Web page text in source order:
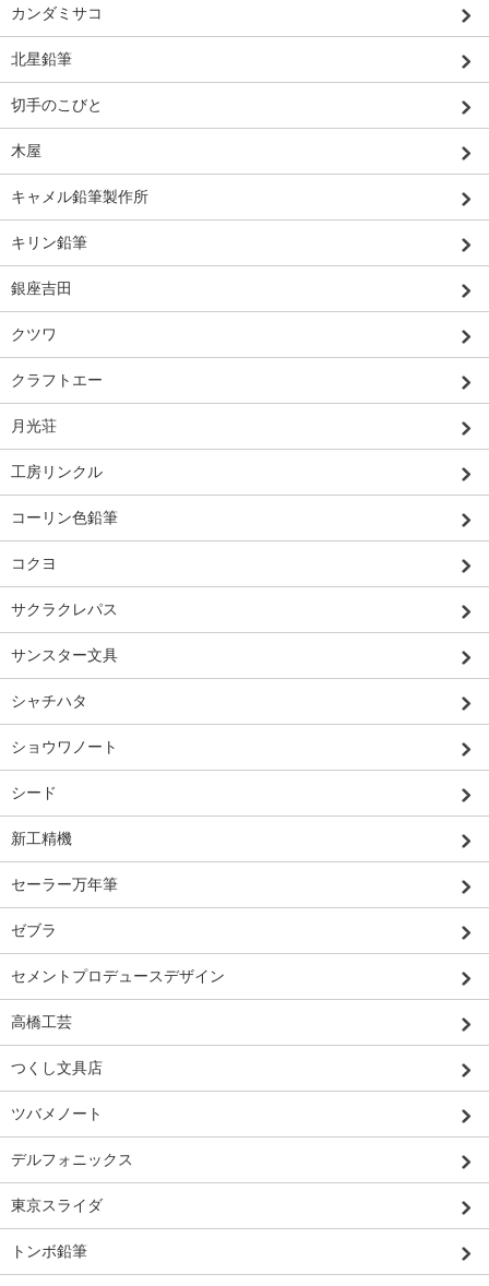
カンダミサコ
北星鉛筆
切手のこびと
木屋
キャメル鉛筆製作所
キリン鉛筆
銀座吉田
クツワ
クラフトエー
月光荘
工房リンクル
コーリン色鉛筆
コクヨ
サクラクレパス
サンスター文具
シャチハタ
ショウワノート
シード
新工精機
セーラー万年筆
ゼブラ
セメントプロデュースデザイン
高橋工芸
つくし文具店
ツバメノート
デルフォニックス
東京スライダ
トンボ鉛筆